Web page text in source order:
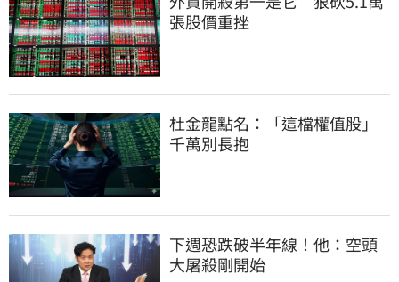
張股價重挫
杜金龍點名：「這檔權值股」
千萬別長抱
下週恐跌破半年線！他：空頭
大屠殺剛開始